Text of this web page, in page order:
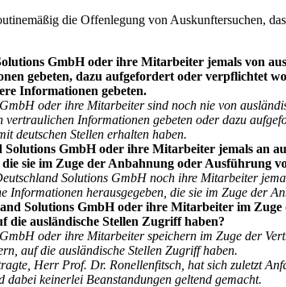
die Offenlegung von Auskunftersuchen,
GmbH oder ihre Mitarbeiter jemals von
gebeten, dazu aufgefordert oder verpflichtet
Informationen gebeten.
oder ihre Mitarbeiter sind noch nie von
Informationen gebeten oder dazu
deutschen Stellen erhalten haben.
Solutions GmbH oder ihre Mitarbeiter jemals an
sie im Zuge der Anbahnung oder Ausführung
Solutions GmbH noch ihre Mitarbeiter
Informationen herausgegeben, die sie im Zuge der
Solutions GmbH oder ihre Mitarbeiter im
die ausländische Stellen Zugriff haben?
oder ihre Mitarbeiter speichern im Zuge der
auf die ausländische Stellen Zugriff haben.
Herr Prof. Dr. Ronellenfitsch, hat sich zuletzt
dabei keinerlei Beanstandungen geltend gemacht.